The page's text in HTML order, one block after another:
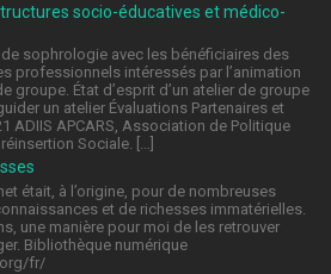
socio-éducatives et médico-
sophrologie avec les bénéficiaires des
professionnels intéressés par l’animation
groupe. État d’esprit d’un atelier de groupe
un atelier Évaluations Partenaires et
ADIIS APCARS, Association de Politique
Sociale. […]
était, à l’origine, pour de nombreuses
et de richesses immatérielles.
une manière pour moi de les retrouver
Bibliothèque numérique
fr/